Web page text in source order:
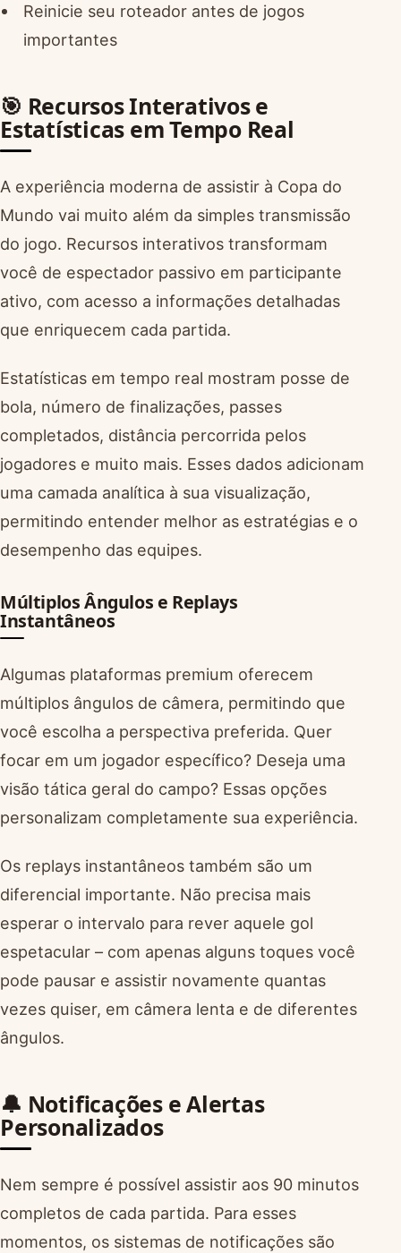
Reinicie seu roteador antes de jogos
importantes
🎯 Recursos Interativos e
Estatísticas em Tempo Real
A experiência moderna de assistir à Copa do
Mundo vai muito além da simples transmissão
do jogo. Recursos interativos transformam
você de espectador passivo em participante
ativo, com acesso a informações detalhadas
que enriquecem cada partida.
Estatísticas em tempo real mostram posse de
bola, número de finalizações, passes
completados, distância percorrida pelos
jogadores e muito mais. Esses dados adicionam
uma camada analítica à sua visualização,
permitindo entender melhor as estratégias e o
desempenho das equipes.
Múltiplos Ângulos e Replays
Instantâneos
Algumas plataformas premium oferecem
múltiplos ângulos de câmera, permitindo que
você escolha a perspectiva preferida. Quer
focar em um jogador específico? Deseja uma
visão tática geral do campo? Essas opções
personalizam completamente sua experiência.
Os replays instantâneos também são um
diferencial importante. Não precisa mais
esperar o intervalo para rever aquele gol
espetacular – com apenas alguns toques você
pode pausar e assistir novamente quantas
vezes quiser, em câmera lenta e de diferentes
ângulos.
🔔 Notificações e Alertas
Personalizados
Nem sempre é possível assistir aos 90 minutos
completos de cada partida. Para esses
momentos, os sistemas de notificações são